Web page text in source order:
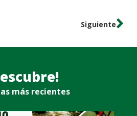
Siguiente
más recientes